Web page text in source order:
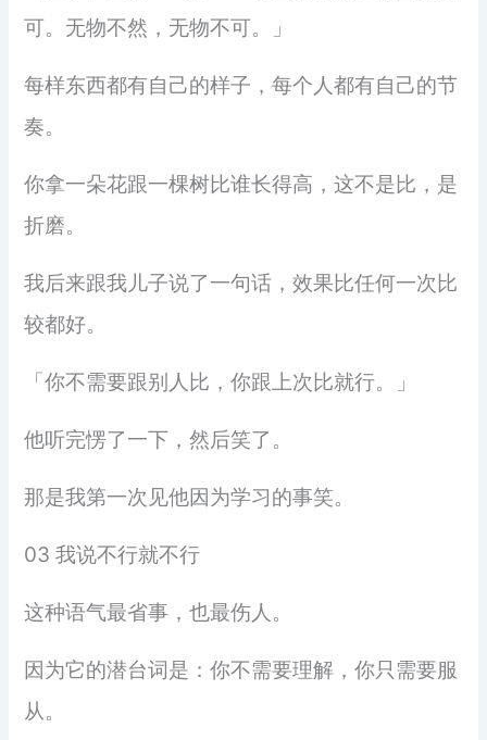
可。无物不然，无物不可。」
每样东西都有自己的样子，每个人都有自己的节
奏。
你拿一朵花跟一棵树比谁长得高，这不是比，是
折磨。
我后来跟我儿子说了一句话，效果比任何一次比
较都好。
「你不需要跟别人比，你跟上次比就行。」
他听完愣了一下，然后笑了。
那是我第一次见他因为学习的事笑。
03 我说不行就不行
这种语气最省事，也最伤人。
因为它的潜台词是：你不需要理解，你只需要服
从。